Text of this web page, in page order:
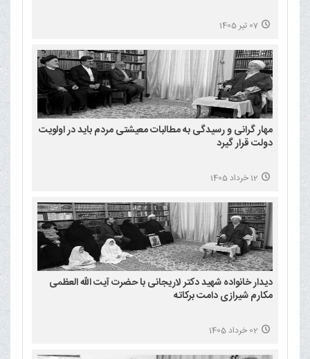
07 تیر 1405
مهار گرانی و رسیدگی به مطالبات معیشتی مردم باید در اولویت
دولت قرار گیرد
12 خرداد 1405
دیدار خانواده شهید دکتر لاریجانی با حضرت آیت الله العظمی
مکارم شیرازی دامت برکاته
02 خرداد 1405